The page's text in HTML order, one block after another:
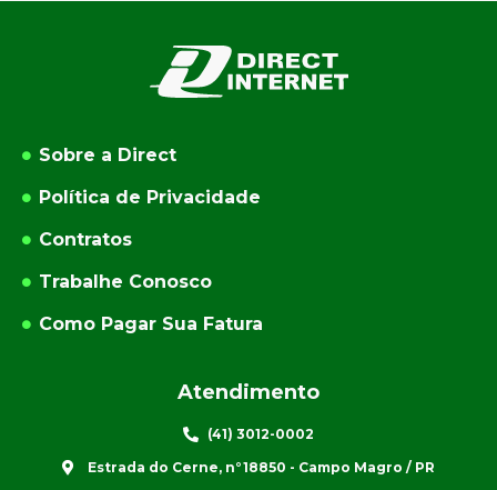
Sobre a Direct
Política de Privacidade
Contratos
Trabalhe Conosco
Como Pagar Sua Fatura
Atendimento
(41) 3012-0002
Estrada do Cerne, n°18850 - Campo Magro / PR